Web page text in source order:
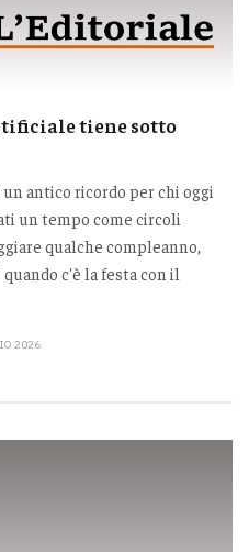
tiene sotto
antico ricordo per chi oggi
un tempo come circoli
qualche compleanno,
c'è la festa con il
2026